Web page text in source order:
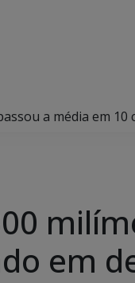
a média em 10
em